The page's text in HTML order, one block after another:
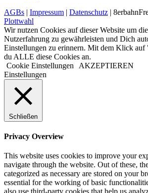
AGBs | Impressum | Datenschutz |
Plottwahl
Wir nutzen Cookies auf dieser Website um
Nutzerfahrung zu gewährleisten und Dich
Einstellungen zu erinnern. Mit dem Klick
du ALLE diese Cookies an.
Cookie Einstellungen
AKZEPTIEREN
Einstellungen
Schließen
Privacy Overview
This website uses cookies to improve your
navigate through the website. Out of these,
categorized as necessary are stored on your
essential for the working of basic